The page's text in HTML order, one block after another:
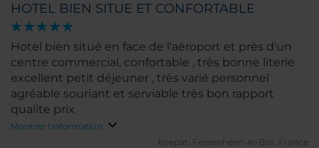
HOTEL BIEN SITUE ET CONFORTABLE
Hotel bien situé en face de l'aéroport et près d'un
centre commercial, confortable , très bonne literie
excellent petit déjeuner , très varié personnel
agréable souriant et serviable très bon rapport
qualite prix
Montrer l'information
koepat.
Fessenheim-le-Bas, France